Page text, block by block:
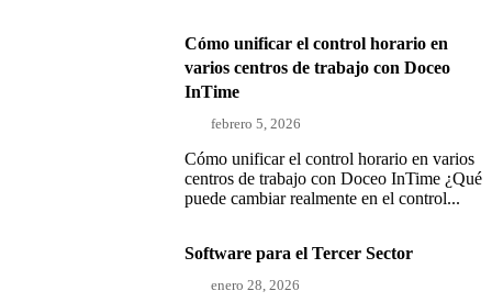
Cómo unificar el control horario en
varios centros de trabajo con Doceo
InTime
febrero 5, 2026
Cómo unificar el control horario en varios
centros de trabajo con Doceo InTime ¿Qué
puede cambiar realmente en el control...
Software para el Tercer Sector
enero 28, 2026